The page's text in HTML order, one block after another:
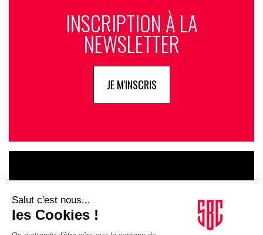
INSCRIPTION À LA
NEWSLETTER
JE M'INSCRIS
INFLUENCIA